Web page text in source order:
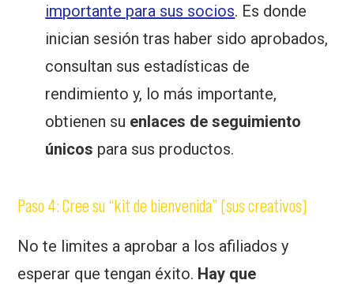
importante para sus socios. Es donde
inician sesión tras haber sido aprobados,
consultan sus estadísticas de
rendimiento y, lo más importante,
obtienen su enlaces de seguimiento
únicos para sus productos.
Paso 4: Cree su “kit de bienvenida” (sus creativos)
No te limites a aprobar a los afiliados y
esperar que tengan éxito. Hay que